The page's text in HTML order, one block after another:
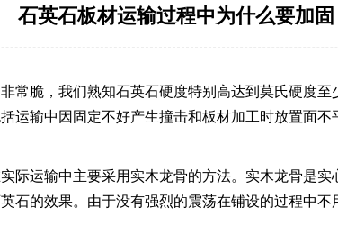
石英石板材运输过程中为什么要加固
常脆，我们熟知石英石硬度特别高达到莫氏硬度至
运输中因固定不好产生撞击和板材加工时放置面
际运输中主要采用实木龙骨的方法。实木龙骨是
石的效果。由于没有强烈的震荡在铺设的过程中